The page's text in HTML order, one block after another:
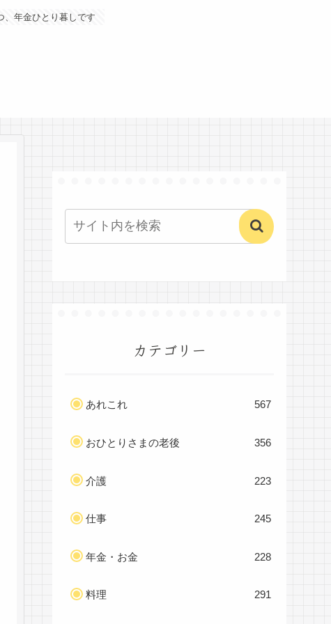
、年金ひとり暮しです
カテゴリー
あれこれ 567
おひとりさまの老後 356
介護 223
仕事 245
年金・お金 228
料理 291